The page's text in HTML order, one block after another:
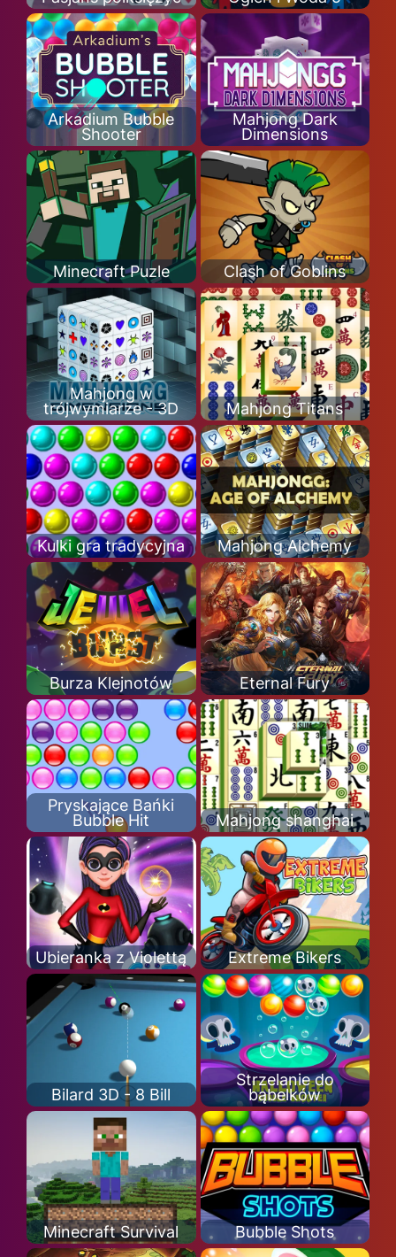
Arkadium Bubble
Shooter
Mahjong Dark
Dimensions
Minecraft Puzle Clash of Goblins
Mahjong w
trójwymiarze - 3D
Mahjong Titans
Kulki gra tradycyjna Mahjong Alchemy
Burza Klejnotów Eternal Fury
Pryskające Bańki
Bubble Hit
Mahjong shanghai
Ubieranka z Violettą Extreme Bikers
Bilard 3D - 8 Bill
Strzelanie do
bąbelków
Minecraft Survival Bubble Shots